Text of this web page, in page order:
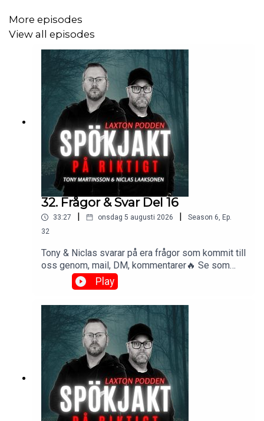
More episodes
View all episodes
32. Frågor & Svar Del 16
33:27 onsdag 5 augusti 2026 Season 6, Ep.
32
Tony & Niclas svarar på era frågor som kommit till
oss genom, mail, DM, kommentarer🔥 Se som
videopodd: https://www.laxton.se/podcast 🔥
Eftersnack i FB gruppen: Spökjakt & Eftersnack
Play